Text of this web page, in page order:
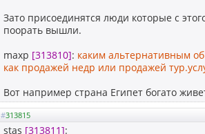
Зато присоединятся люди которые с
поорать вышли.
maxp [313810]: каким альтернативным
как продажей недр или продажей
Вот например страна Египет богато
#313815
stas [313811]: